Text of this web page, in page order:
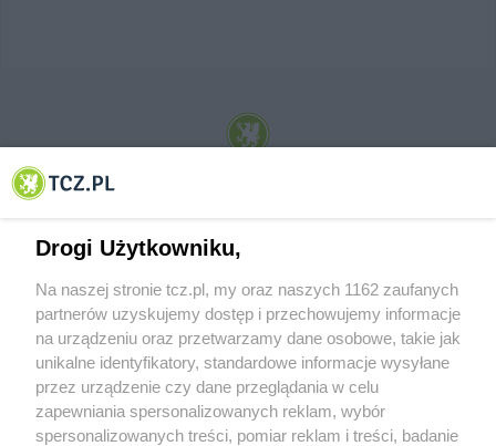
© 2001-2026 Tczew - TCZ.PL Sp. z o.o. Internetowy Serwis Informacyjny Miasta
O FIRMIE POLITYKA PRYWATNOŚCI HOSTING
Drogi Użytkowniku,
Na naszej stronie tcz.pl, my oraz naszych 1162 zaufanych
partnerów uzyskujemy dostęp i przechowujemy informacje
na urządzeniu oraz przetwarzamy dane osobowe, takie jak
unikalne identyfikatory, standardowe informacje wysyłane
przez urządzenie czy dane przeglądania w celu
zapewniania spersonalizowanych reklam, wybór
spersonalizowanych treści, pomiar reklam i treści, badanie